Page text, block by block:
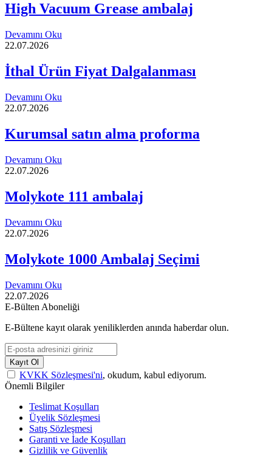
High Vacuum Grease ambalaj
Devamını Oku
22.07.2026
İthal Ürün Fiyat Dalgalanması
Devamını Oku
22.07.2026
Kurumsal satın alma proforma
Devamını Oku
22.07.2026
Molykote 111 ambalaj
Devamını Oku
22.07.2026
Molykote 1000 Ambalaj Seçimi
Devamını Oku
22.07.2026
E-Bülten Aboneliği
E-Bültene kayıt olarak yeniliklerden anında haberdar olun.
Kayıt Ol
KVKK Sözleşmesi'ni, okudum, kabul ediyorum.
Önemli Bilgiler
Teslimat Koşulları
Üyelik Sözleşmesi
Satış Sözleşmesi
Garanti ve İade Koşulları
Gizlilik ve Güvenlik